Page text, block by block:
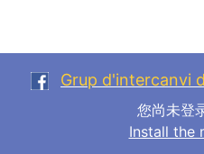
Grup d'intercanvi
您尚未登
Install the